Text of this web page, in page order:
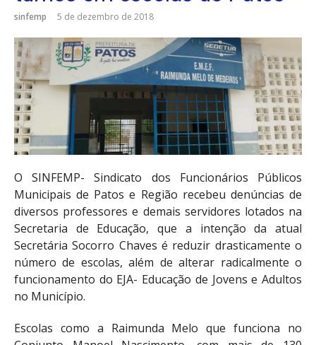
sinfemp 5 de dezembro de 2018
O SINFEMP- Sindicato dos Funcionários Públicos
Municipais de Patos e Região recebeu denúncias de
diversos professores e demais servidores lotados na
Secretaria de Educação, que a intenção da atual
Secretária Socorro Chaves é reduzir drasticamente o
número de escolas, além de alterar radicalmente o
funcionamento do EJA- Educação de Jovens e Adultos
no Município.
Escolas como a Raimunda Melo que funciona no